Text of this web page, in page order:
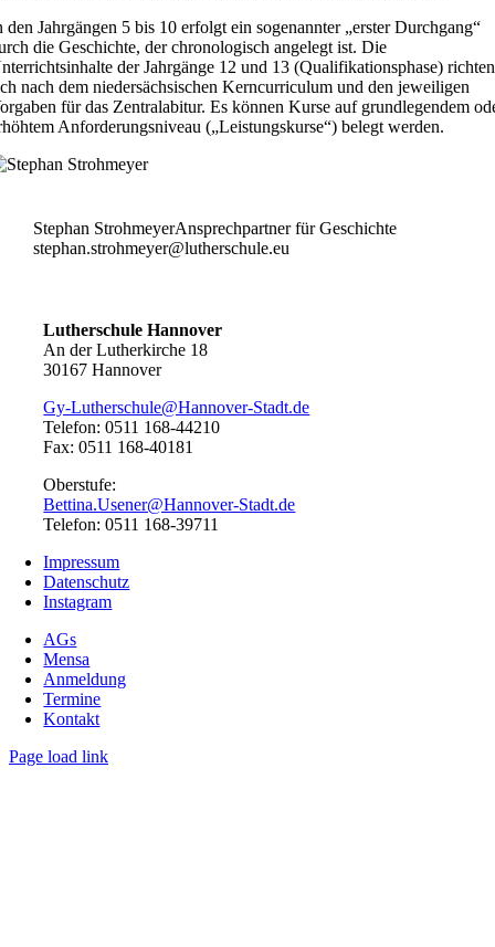
den Jahrgängen 5 bis 10 erfolgt ein sogenannter „erster Durchgang“
die Geschichte, der chronologisch angelegt ist. Die
der Jahrgänge 12 und 13 (Qualifikationsphase) richten
nach dem niedersächsischen Kerncurriculum und den jeweiligen
für das Zentralabitur. Es können Kurse auf grundlegendem
Anforderungsniveau („Leistungskurse“) belegt werden.
Stephan StrohmeyerAnsprechpartner für Geschichte
stephan.strohmeyer@lutherschule.eu
Lutherschule Hannover
An der Lutherkirche 18
30167 Hannover
Gy-Lutherschule@Hannover-Stadt.de
Telefon: 0511 168-44210
Fax: 0511 168-40181
Oberstufe:
Bettina.Usener@Hannover-Stadt.de
Telefon: 0511 168-39711
Impressum
Datenschutz
Instagram
AGs
Mensa
Anmeldung
Termine
Kontakt
Page load link